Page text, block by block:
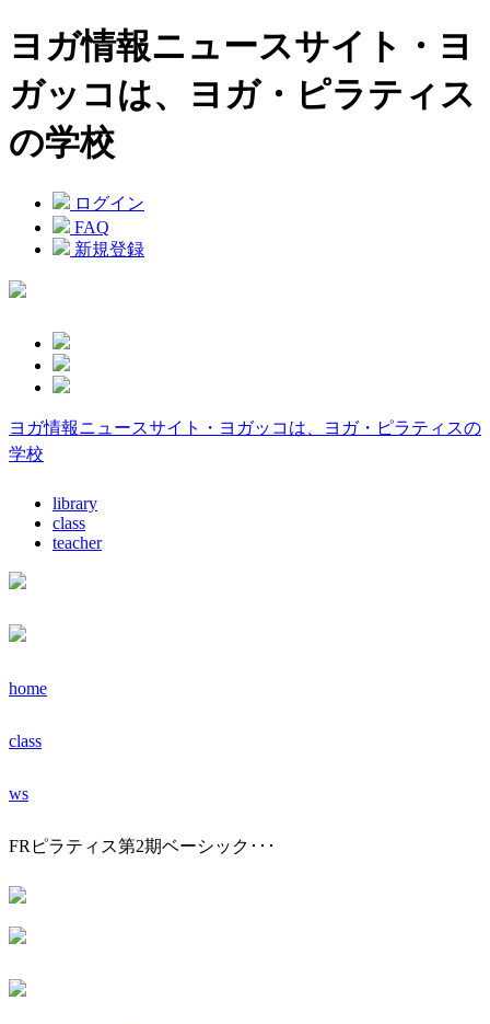
ヨガ情報ニュースサイト・ヨ
ガッコは、ヨガ・ピラティス
の学校
ログイン
FAQ
新規登録
ヨガ情報ニュースサイト・ヨガッコは、ヨガ・ピラティスの
学校
library
class
teacher
home
class
ws
FRピラティス第2期ベーシック･･･